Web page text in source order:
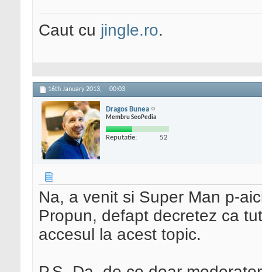
Caut cu jingle.ro.
16th January 2013, 00:03
Dragos Bunea
Membru SeoPedia
Reputatie: 52
Na, a venit si Super Man p-
Propun, defapt decretez ca
accesul la acest topic.